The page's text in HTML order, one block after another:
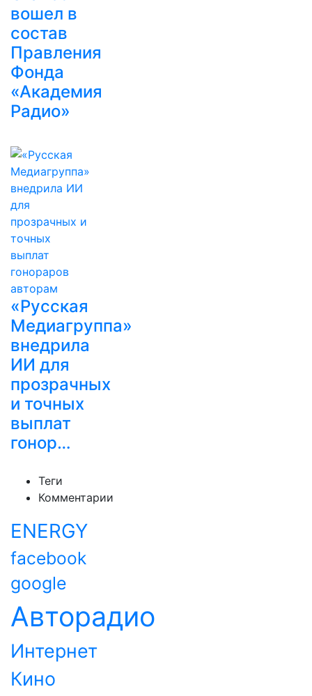
вошел в
состав
Правления
Фонда
«Академия
Радио»
«Русская
Медиагруппа»
внедрила
ИИ для
прозрачных
и точных
выплат
гонор…
Теги
Комментарии
ENERGY
facebook
google
Авторадио
Интернет
Кино